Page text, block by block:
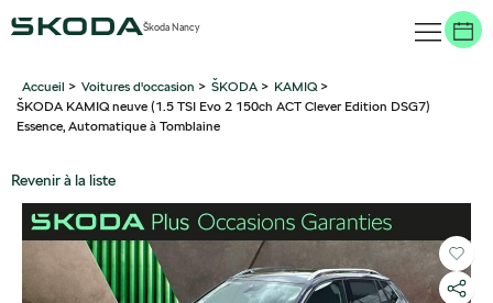
Škoda Nancy
Accueil > Voitures d'occasion > ŠKODA > KAMIQ>
ŠKODA KAMIQ neuve (1.5 TSI Evo 2 150ch ACT Clever Edition DSG7)
Essence, Automatique à Tomblaine
Revenir à la liste